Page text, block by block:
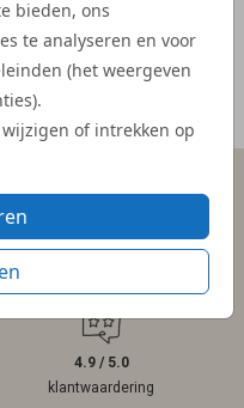
bieden, ons
te analyseren en voor
(het weergeven
of intrekken op
Gratis hulp
4.9 / 5.0
klantwaardering